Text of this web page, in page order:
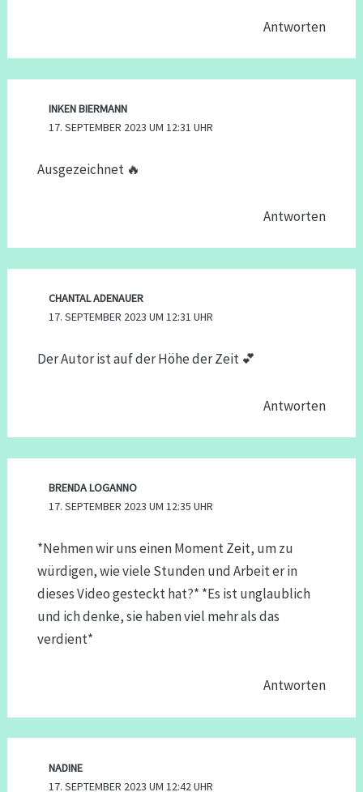
Antworten
INKEN BIERMANN
17. SEPTEMBER 2023 UM 12:31 UHR
Ausgezeichnet 🔥
Antworten
CHANTAL ADENAUER
17. SEPTEMBER 2023 UM 12:31 UHR
Der Autor ist auf der Höhe der Zeit 💕
Antworten
BRENDA LOGANNO
17. SEPTEMBER 2023 UM 12:35 UHR
*Nehmen wir uns einen Moment Zeit, um zu
würdigen, wie viele Stunden und Arbeit er in
dieses Video gesteckt hat?* *Es ist unglaublich
und ich denke, sie haben viel mehr als das
verdient*
Antworten
NADINE
17. SEPTEMBER 2023 UM 12:42 UHR